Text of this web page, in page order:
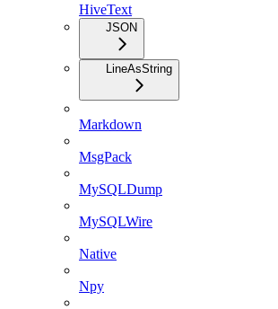
HiveText
JSON
LineAsString
Markdown
MsgPack
MySQLDump
MySQLWire
Native
Npy